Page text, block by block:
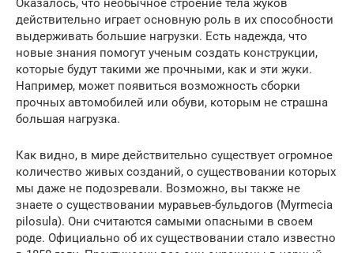
действительно играет основную роль в их способности
выдерживать большие нагрузки. Есть надежда, что
новые знания помогут ученым создать конструкции,
которые будут такими же прочными, как и эти жуки.
Например, может появиться возможность сборки
прочных автомобилей или обуви, которым не страшна
большая нагрузка.
Как видно, в мире действительно существует огромное
количество живых созданий, о существовании которых
мы даже не подозревали. Возможно, вы также не
знаете о существовании муравьев-бульдогов (Myrmecia
pilosula). Они считаются самыми опасными в своем
роде. Официально об их существовании стало известно